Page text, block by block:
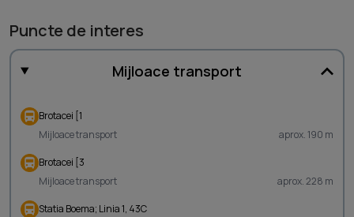
Puncte de interes
Mijloace transport
Brotacei [1
Mijloace transport
aprox. 190 m
Brotacei [3
Mijloace transport
aprox. 228 m
Statia Boema; Linia 1, 43C